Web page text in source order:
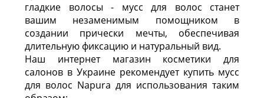
гладкие волосы - мусс для волос станет
вашим незаменимым помощником в
создании прически мечты, обеспечивая
длительную фиксацию и натуральный вид.
Наш интернет магазин косметики для
салонов в Украине рекомендует купить мусс
для волос Napura для использования таким